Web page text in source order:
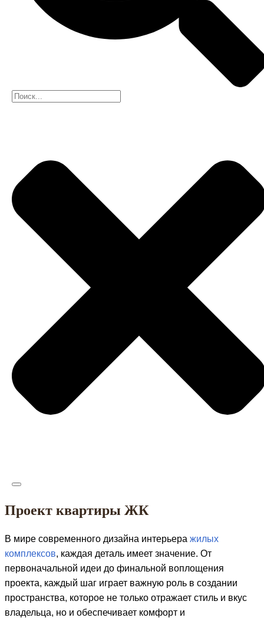
Проект квартиры ЖК
В мире современного дизайна интерьера жилых
комплексов, каждая деталь имеет значение. От
первоначальной идеи до финальной воплощения
проекта, каждый шаг играет важную роль в создании
пространства, которое не только отражает стиль и вкус
владельца, но и обеспечивает комфорт и